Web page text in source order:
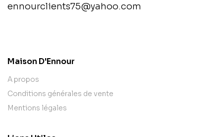
ennourclients75@yahoo.com
Maison D'Ennour
A propos
Conditions générales de vente
Mentions légales